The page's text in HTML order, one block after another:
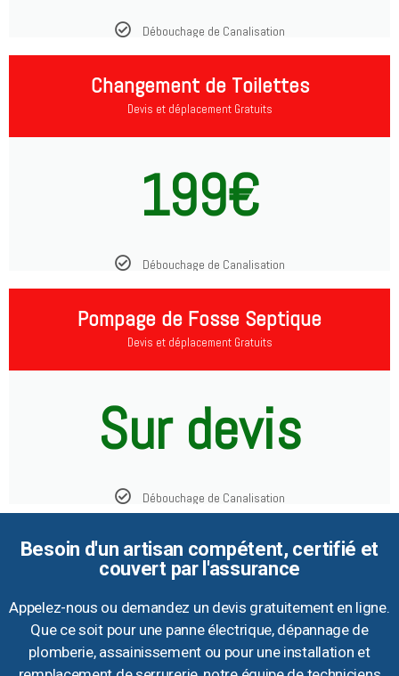
Débouchage de Canalisation
Changement de Toilettes
Devis et déplacement Gratuits
199€
Débouchage de Canalisation
Pompage de Fosse Septique
Devis et déplacement Gratuits
Sur devis
Débouchage de Canalisation
Besoin d'un artisan compétent, certifié et
couvert par l'assurance
Appelez-nous ou demandez un devis gratuitement en ligne.
Que ce soit pour une panne électrique, dépannage de
plomberie, assainissement ou pour une installation et